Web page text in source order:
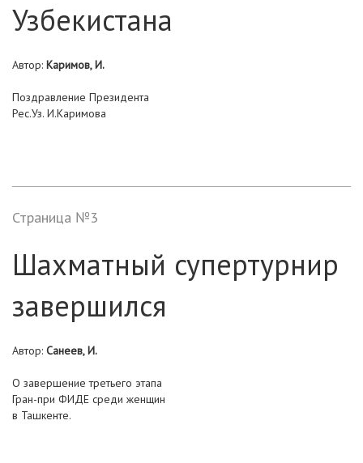
Узбекистана
Автор: Каримов, И.
Поздравление Президента
Рес.Уз. И.Каримова
Страница №3
Шахматный супертурнир
завершился
Автор: Санеев, И.
О завершение третьего этапа
Гран-при ФИДЕ среди женщин
в Ташкенте.